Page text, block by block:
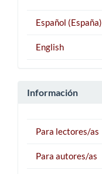
Español (España)
English
Información
Para lectores/as
Para autores/as